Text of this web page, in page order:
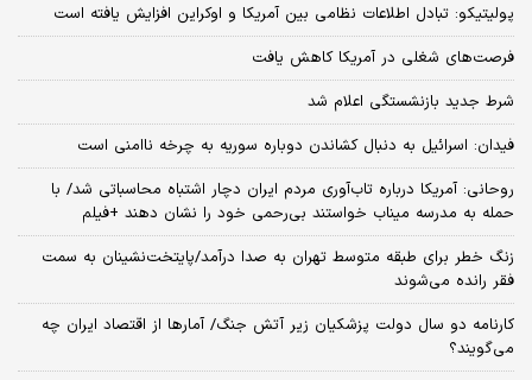
پولیتیکو: تبادل اطلاعات نظامی بین آمریکا و اوکراین افزایش یافته است
فرصت‌های شغلی در آمریکا کاهش یافت
شرط جدید بازنشستگی اعلام شد
فیدان: اسرائیل به دنبال کشاندن دوباره سوریه به چرخه ناامنی است
روحانی: آمریکا درباره تاب‌آوری مردم ایران دچار اشتباه محاسباتی شد/ با
حمله به مدرسه میناب خواستند بی‌رحمی خود را نشان دهند +فیلم
زنگ خطر برای طبقه متوسط تهران به صدا درآمد/پایتخت‌نشینان به سمت
فقر رانده می‌شوند
کارنامه دو سال دولت پزشکیان زیر آتش جنگ/ آمارها از اقتصاد ایران چه
می‌گویند؟